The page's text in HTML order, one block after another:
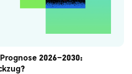
2026–2030: